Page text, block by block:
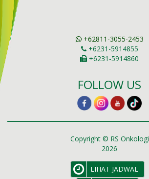
+62811-3055-2453
+6231-5914855
+6231-5914860
FOLLOW US
Copyright © RS Onkologi
2026
LIHAT JADWAL